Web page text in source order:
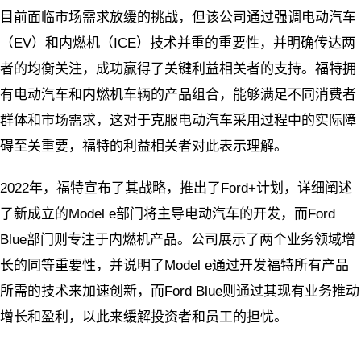
目前面临市场需求放缓的挑战，但该公司通过强调电动汽车
（EV）和内燃机（ICE）技术并重的重要性，并明确传达两
者的均衡关注，成功赢得了关键利益相关者的支持。福特拥
有电动汽车和内燃机车辆的产品组合，能够满足不同消费者
群体和市场需求，这对于克服电动汽车采用过程中的实际障
碍至关重要，福特的利益相关者对此表示理解。
2022年，福特宣布了其战略，推出了Ford+计划，详细阐述
了新成立的Model e部门将主导电动汽车的开发，而Ford
Blue部门则专注于内燃机产品。公司展示了两个业务领域增
长的同等重要性，并说明了Model e通过开发福特所有产品
所需的技术来加速创新，而Ford Blue则通过其现有业务推动
增长和盈利，以此来缓解投资者和员工的担忧。